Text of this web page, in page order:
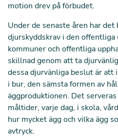
motion drev på förbudet.
Under de senaste åren har
djurskyddskrav i den offentliga
kommuner och offentliga
skillnad genom att ta
dessa djurvänliga beslut är att
i bur, den sämsta formen av
äggproduktionen. Det
måltider, varje dag, i skola,
hur mycket ägg och vilka ägg
avtryck.